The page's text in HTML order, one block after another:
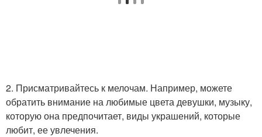
2. Присматривайтесь к мелочам. Например, можете
обратить внимание на любимые цвета девушки, музыку,
которую она предпочитает, виды украшений, которые
любит, ее увлечения.